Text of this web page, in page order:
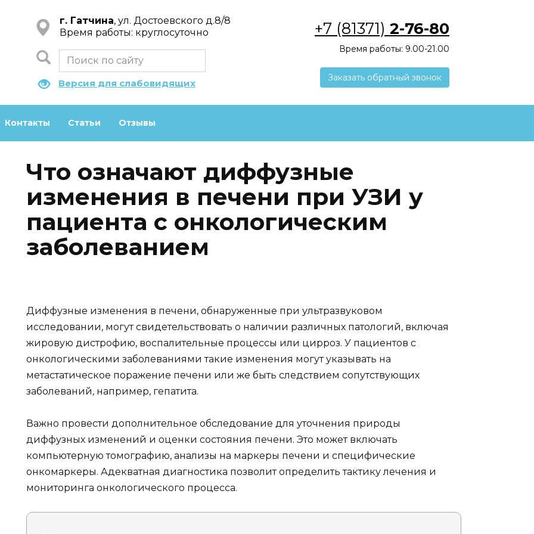
г. Гатчина, ул. Достоевского д.8/8
Время работы: круглосуточно
Версия для слабовидящих
+7 (81371) 2-76-80
Время работы: 9.00-21.00
Заказать обратный звонок
Контакты Статьи Отзывы
Что означают диффузные
изменения в печени при УЗИ у
пациента с онкологическим
заболеванием
Диффузные изменения в печени, обнаруженные при ультразвуковом
исследовании, могут свидетельствовать о наличии различных патологий, включая
жировую дистрофию, воспалительные процессы или цирроз. У пациентов с
онкологическими заболеваниями такие изменения могут указывать на
метастатическое поражение печени или же быть следствием сопутствующих
заболеваний, например, гепатита.
Важно провести дополнительное обследование для уточнения природы
диффузных изменений и оценки состояния печени. Это может включать
компьютерную томографию, анализы на маркеры печени и специфические
онкомаркеры. Адекватная диагностика позволит определить тактику лечения и
мониторинга онкологического процесса.